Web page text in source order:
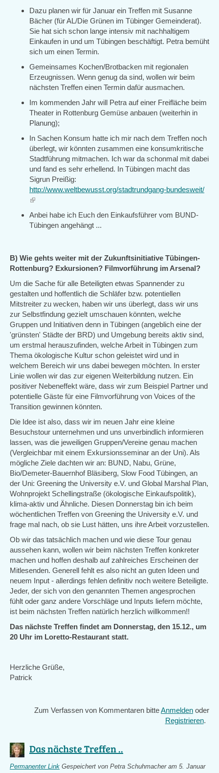
Dazu planen wir für Januar ein Treffen mit Susanne
Bächer (für AL/Die Grünen im Tübinger Gemeinderat).
Sie hat sich schon lange intensiv mit nachhaltigem
Einkaufen in und um Tübingen beschäftigt. Petra bemüht
sich um einen Termin.
Gemeinsames Kochen/Brotbacken mit regionalen
Erzeugnissen. Wenn genug da sind, wollen wir beim
nächsten Treffen einen Termin dafür ausmachen.
Im kommenden Jahr will Petra auf einer Freifläche beim
Theater in Rottenburg Gemüse anbauen (weiterhin in
Planung);
In Sachen Konsum hatte ich mir nach dem Treffen noch
überlegt, wir könnten zusammen eine konsumkritische
Stadtführung mitmachen. Ich war da schonmal mit dabei
und fand es sehr erhellend. In Tübingen macht das
Sigrun Preißig:
http://www.weltbewusst.org/stadtrundgang-bundesweit/
(link
external)
Anbei habe ich Euch den Einkaufsführer vom BUND-
Tübingen angehängt ...
B) Wie gehts weiter mit der Zukunftsinitiative Tübingen-
Rottenburg? Exkursionen? Filmvorführung im Arsenal?
Um die Sache für alle Beteiligten etwas Spannender zu
gestalten und hoffentlich die Schläfer bzw. potentiellen
Mitstreiter zu wecken, haben wir uns überlegt, dass wir uns
zur Selbstfindung gezielt umschauen könnten, welche
Gruppen und Initiativen denn in Tübingen (angeblich eine der
'grünsten' Städte der BRD) und Umgebung bereits aktiv sind,
um erstmal herauszufinden, welche Arbeit in Tübingen zum
Thema ökologische Kultur schon geleistet wird und in
welchem Bereich wir uns dabei bewegen möchten. In erster
Linie wollen wir das zur eigenen Weiterbildung nutzen. Ein
positiver Nebeneffekt wäre, dass wir zum Beispiel Partner und
potentielle Gäste für eine Filmvorführung von Voices of the
Transition gewinnen könnten.
Die Idee ist also, dass wir im neuen Jahr eine kleine
Besuchstour unternehmen und uns unverbindlich informieren
lassen, was die jeweiligen Gruppen/Vereine genau machen
(Vergleichbar mit einem Exkursionsseminar an der Uni). Als
mögliche Ziele dachten wir an: BUND, Nabu, Grüne,
Bio/Demeter-Bauernhof Bläsiberg, Slow Food Tübingen, an
der Uni: Greening the University e.V. und Global Marshal Plan,
Wohnprojekt Schellingstraße (ökologische Einkaufspolitik),
klima-aktiv und Ähnliche. Diesen Donnerstag bin ich beim
wöchentlichen Treffen von Greening the University e.V. und
frage mal nach, ob sie Lust hätten, uns ihre Arbeit vorzustellen.
Ob wir das tatsächlich machen und wie diese Tour genau
aussehen kann, wollen wir beim nächsten Treffen konkreter
machen und hoffen deshalb auf zahlreiches Erscheinen der
Mitlesenden. Generell fehlt es also nicht an guten Ideen und
neuem Input - allerdings fehlen definitiv noch weitere Beteiligte.
Jeder, der sich von den genannten Themen angesprochen
fühlt oder ganz andere Vorschläge und Inputs liefern möchte,
ist beim nächsten Treffen natürlich herzlich willkommen!!
Das nächste Treffen findet am Donnerstag, den 15.12., um
20 Uhr im Loretto-Restaurant statt.
Herzliche Grüße,
Patrick
Zum Verfassen von Kommentaren bitteAnmelden oder
Registrieren.
Das nächste Treffen ..
Permanenter Link Gespeichert von Petra Schuhmacheram 5. Januar